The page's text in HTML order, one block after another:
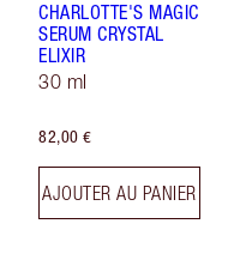
CHARLOTTE'S MAGIC
SERUM CRYSTAL
ELIXIR
30 ml
82,00 €
AJOUTER AU PANIER